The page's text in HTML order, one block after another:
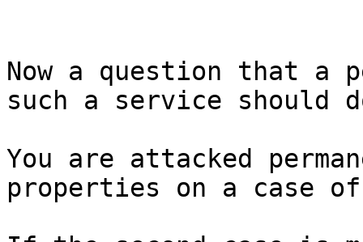
Now a question that a
such a service should
You are attacked
properties on a case